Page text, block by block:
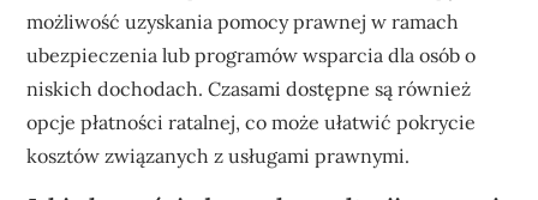
możliwość uzyskania pomocy prawnej w ramach
ubezpieczenia lub programów wsparcia dla osób o
niskich dochodach. Czasami dostępne są również
opcje płatności ratalnej, co może ułatwić pokrycie
kosztów związanych z usługami prawnymi.